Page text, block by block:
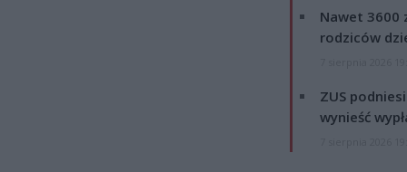
Nawet 3600
rodziców
ZUS
wynieść